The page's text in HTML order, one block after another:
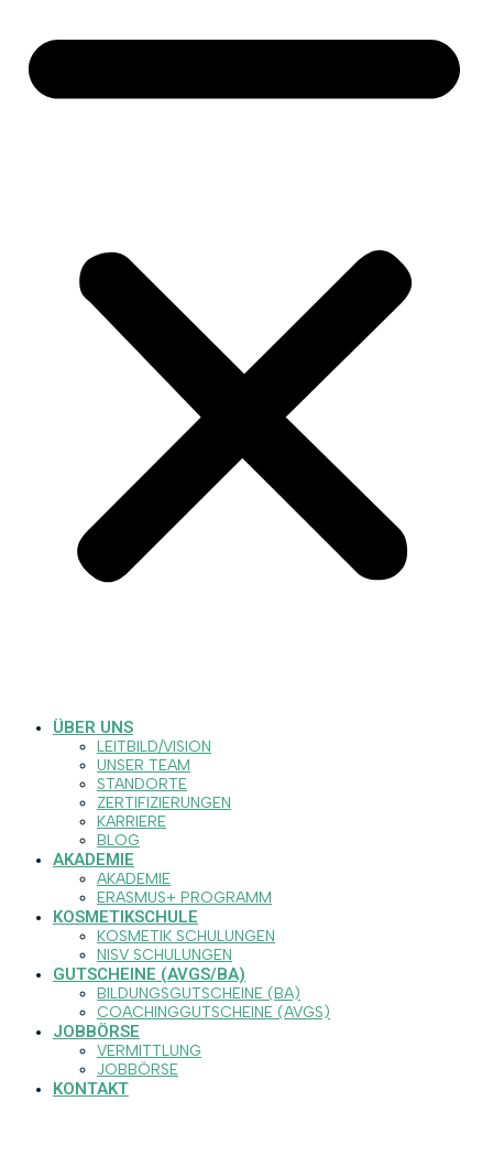
ÜBER UNS
LEITBILD/VISION
UNSER TEAM
STANDORTE
ZERTIFIZIERUNGEN
KARRIERE
BLOG
AKADEMIE
AKADEMIE
ERASMUS+ PROGRAMM
KOSMETIKSCHULE
KOSMETIK SCHULUNGEN
NISV SCHULUNGEN
GUTSCHEINE (AVGS/BA)
BILDUNGSGUTSCHEINE (BA)
COACHINGGUTSCHEINE (AVGS)
JOBBÖRSE
VERMITTLUNG
JOBBÖRSE
KONTAKT